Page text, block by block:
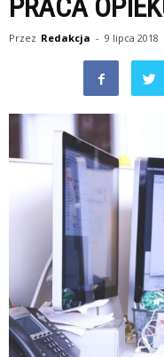
PRACA
Przez Redakcja - 9 lipca 2018